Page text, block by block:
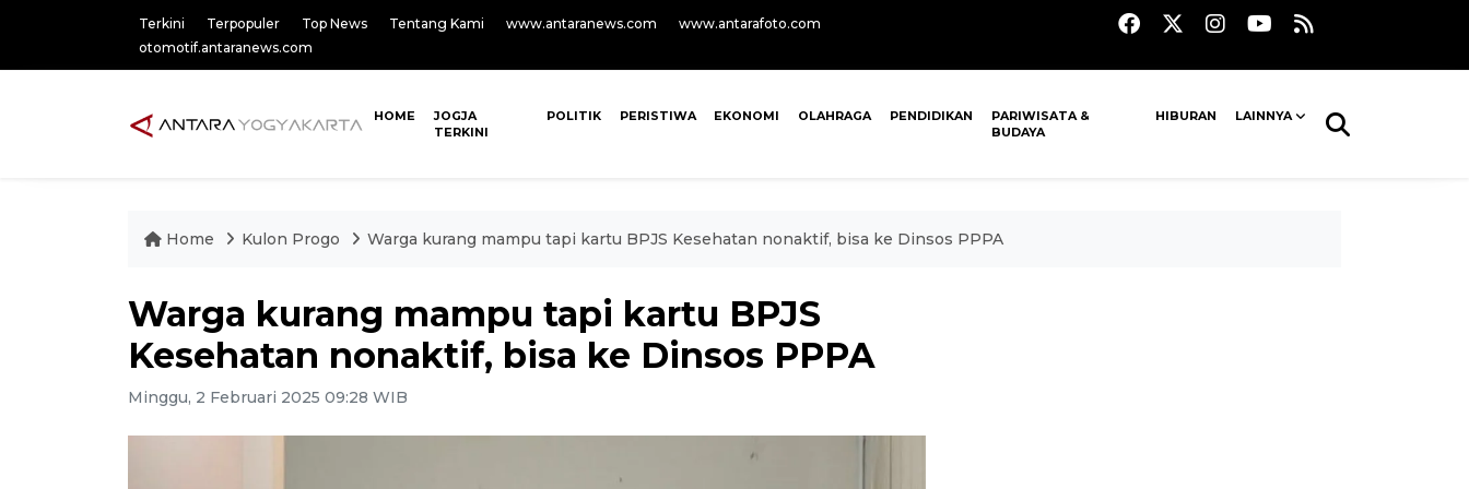
Terkini Terpopuler Top News Tentang Kami www.antaranews.com
www.antarafoto.com
otomotif.antaranews.com
HOME
JOGJA
TERKINI
POLITIK PERISTIWA EKONOMI OLAHRAGA PENDIDIKAN
PARIWISATA &
BUDAYA
HIBURAN LAINNYA
Home Kulon Progo Warga kurang mampu tapi kartu BPJS Kesehatan nonaktif, bisa ke Dinsos PPPA
Warga kurang mampu tapi kartu BPJS
Kesehatan nonaktif, bisa ke Dinsos PPPA
Minggu, 2 Februari 2025 09:28 WIB